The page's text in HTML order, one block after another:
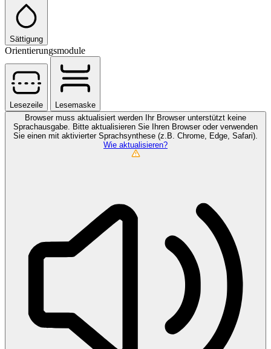
Sättigung
Orientierungsmodule
Lesezeile
Lesemaske
Browser muss aktualisiert werden
Ihr Browser unterstützt keine
Sprachausgabe. Bitte aktualisieren Sie Ihren Browser oder verwenden
Sie einen mit aktivierter Sprachsynthese (z.B. Chrome, Edge, Safari).
Wie aktualisieren?